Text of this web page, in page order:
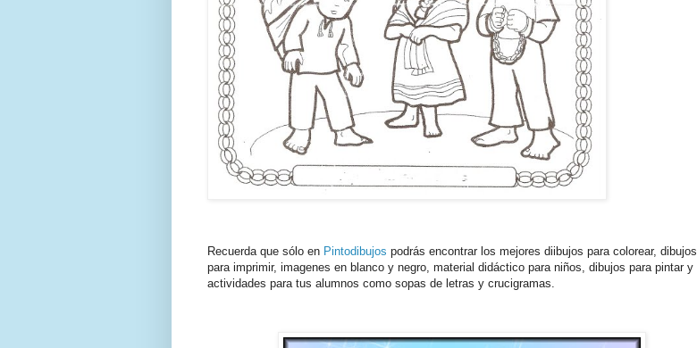
Recuerda que sólo en Pintodibujos podrás encontrar los mejores diibujos para colorear, dibujos
para imprimir, imagenes en blanco y negro, material didáctico para niños, dibujos para pintar y
actividades para tus alumnos como sopas de letras y crucigramas.